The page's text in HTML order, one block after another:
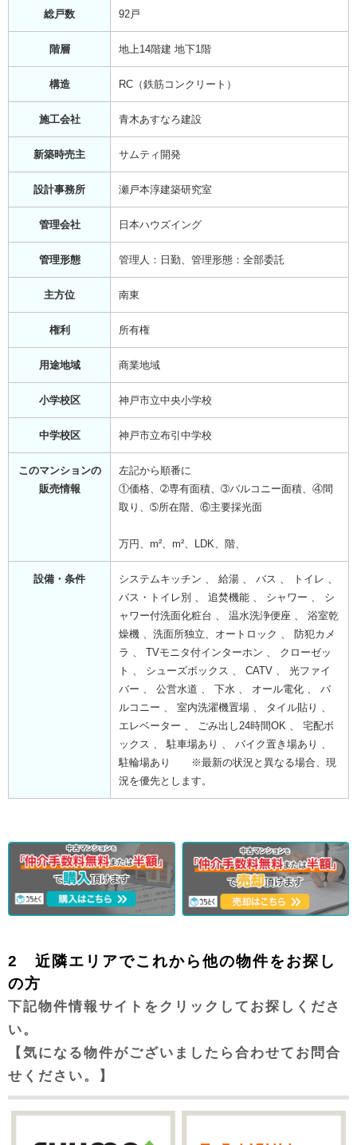
総戸数 92戸
階層 地上14階建 地下1階
構造 RC（鉄筋コンクリート）
施工会社 青木あすなろ建設
新築時売主 サムティ開発
設計事務所 瀬戸本淳建築研究室
管理会社 日本ハウズイング
管理形態 管理人：日勤、管理形態：全部委託
主方位 南東
権利 所有権
用途地域 商業地域
小学校区 神戸市立中央小学校
中学校区 神戸市立布引中学校
このマンションの
販売情報
左記から順番に
①価格、➁専有面積、➂バルコニー面積、④間
取り、➄所在階、⑥主要採光面
万円、m²、m²、LDK、階、
設備・条件
システムキッチン 、 給湯 、 バス 、 トイレ 、
バス・トイレ別 、 追焚機能 、 シャワー 、 シ
ャワー付洗面化粧台 、 温水洗浄便座 、 浴室乾
燥機 、洗面所独立、オートロック 、 防犯カメ
ラ 、 TVモニタ付インターホン 、 クローゼッ
ト 、 シューズボックス 、 CATV 、 光ファイ
バー 、 公営水道 、 下水 、 オール電化 、 バ
ルコニー 、 室内洗濯機置場 、 タイル貼り 、
エレベーター 、 ごみ出し24時間OK 、 宅配ボ
ックス 、 駐車場あり 、 バイク置き場あり 、
駐輪場あり ※最新の状況と異なる場合、現
況を優先とします。
2 近隣エリアでこれから他の物件をお探し
の方
下記物件情報サイトをクリックしてお探しくださ
い。
【気になる物件がございましたら合わせてお問合
せください。】